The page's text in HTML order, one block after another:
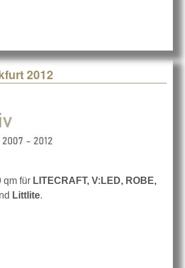
2012
qm für LITECRAFT, V:LED, ROBE,
Littlite.